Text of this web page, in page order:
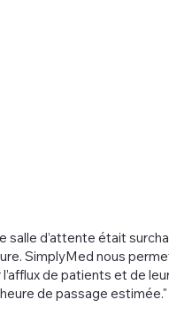
salle d’attente était
SimplyMed nous
de patients et de
de passage estimée."